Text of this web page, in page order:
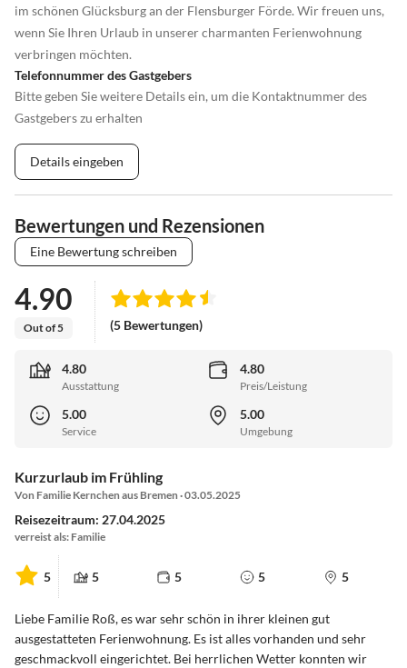
im schönen Glücksburg an der Flensburger Förde. Wir freuen uns,
wenn Sie Ihren Urlaub in unserer charmanten Ferienwohnung
verbringen möchten.
Telefonnummer des Gastgebers
Bitte geben Sie weitere Details ein, um die Kontaktnummer des
Gastgebers zu erhalten
Details eingeben
Bewertungen und Rezensionen
Eine Bewertung schreiben
4.90
Out of 5 (5 Bewertungen)
4.80
Ausstattung
4.80
Preis/Leistung
5.00
Service
5.00
Umgebung
Kurzurlaub im Frühling
Von Familie Kernchen aus Bremen · 03.05.2025
Reisezeitraum: 27.04.2025
verreist als: Familie
5 5 5 5 5
Liebe Familie Roß, es war sehr schön in ihrer kleinen gut
ausgestatteten Ferienwohnung. Es ist alles vorhanden und sehr
geschmackvoll eingerichtet. Bei herrlichen Wetter konnten wir